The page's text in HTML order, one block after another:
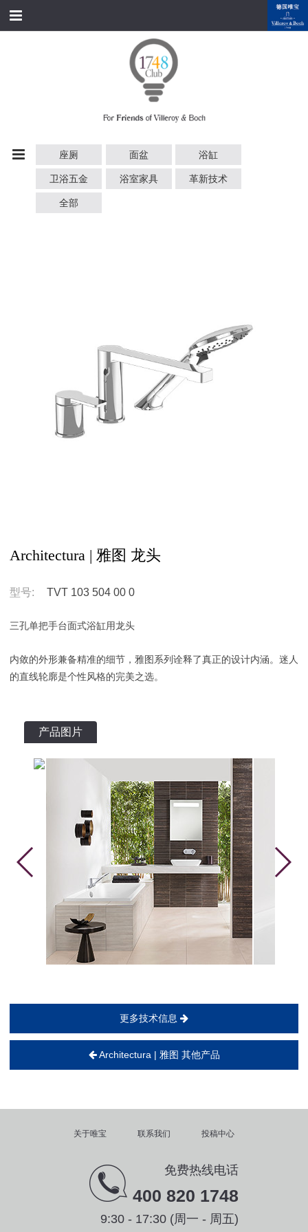
首页
经典产品
资料下载
座厕 面盆 浴缸
卫浴五金 浴室家具 革新技术
全部
Architectura | 雅图 龙头
型号: TVT 103 504 00 0
三孔单把手台面式浴缸用龙头
内敛的外形兼备精准的细节，雅图系列诠释了真正的设计内涵。迷人
的直线轮廓是个性风格的完美之选。
产品图片
更多技术信息
Architectura | 雅图 其他产品
关于唯宝 联系我们 投稿中心
免费热线电话
400 820 1748
9:30 - 17:30 (周一 - 周五)